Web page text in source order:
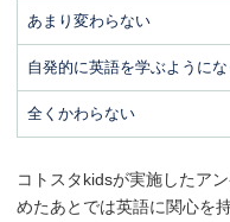
あまり変わらない
自発的に英語を学ぶようにな
全くかわらない
コトスタkidsが実施したア
めたあとでは英語に関心を